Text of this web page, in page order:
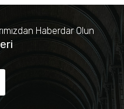
Haberdar Olun